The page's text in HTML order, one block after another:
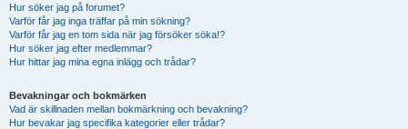
Hur söker jag på forumet?
Varför får jag inga träffar på min sökning?
Varför får jag en tom sida när jag försöker söka!?
Hur söker jag efter medlemmar?
Hur hittar jag mina egna inlägg och trådar?
Bevakningar och bokmärken
Vad är skillnaden mellan bokmärkning och bevakning?
Hur bevakar jag specifika kategorier eller trådar?